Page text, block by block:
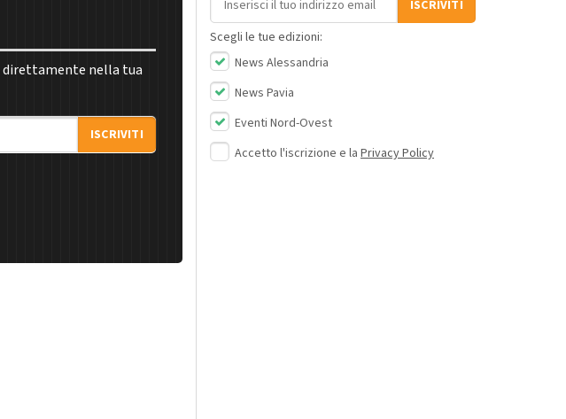
direttamente nella tua
ISCRIVITI
ISCRIVITI
Scegli le tue edizioni:
News Alessandria
News Pavia
Eventi Nord-Ovest
Accetto l'iscrizione e la Privacy Policy